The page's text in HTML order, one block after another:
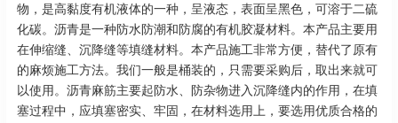
物，是高黏度有机液体的一种，呈液态，表面呈黑色，可溶于二硫
化碳。沥青是一种防水防潮和防腐的有机胶凝材料。本产品主要用
在伸缩缝、沉降缝等填缝材料。本产品施工非常方便，替代了原有
的麻烦施工方法。我们一般是桶装的，只需要采购后，取出来就可
以使用。沥青麻筋主要起防水、防杂物进入沉降缝内的作用，在填
塞过程中，应填塞密实、牢固，在材料选用上，要选用优质合格的